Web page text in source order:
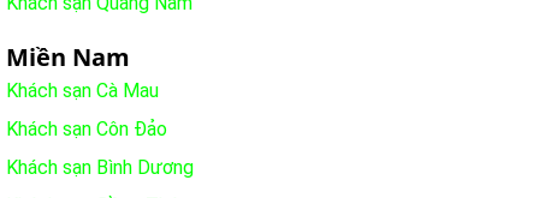
Miền Nam
Khách sạn Cà Mau
Khách sạn Côn Đảo
Khách sạn Bình Dương